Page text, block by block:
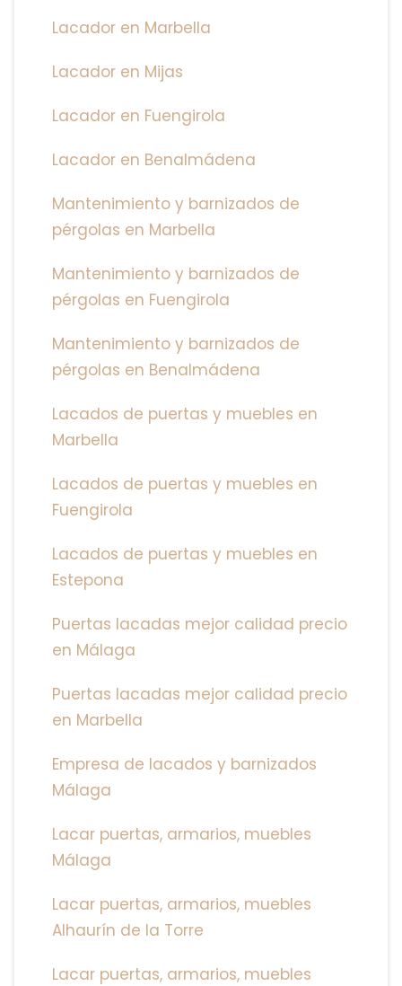
Lacador en Marbella
Lacador en Mijas
Lacador en Fuengirola
Lacador en Benalmádena
Mantenimiento y barnizados de
pérgolas en Marbella
Mantenimiento y barnizados de
pérgolas en Fuengirola
Mantenimiento y barnizados de
pérgolas en Benalmádena
Lacados de puertas y muebles en
Marbella
Lacados de puertas y muebles en
Fuengirola
Lacados de puertas y muebles en
Estepona
Puertas lacadas mejor calidad precio
en Málaga
Puertas lacadas mejor calidad precio
en Marbella
Empresa de lacados y barnizados
Málaga
Lacar puertas, armarios, muebles
Málaga
Lacar puertas, armarios, muebles
Alhaurín de la Torre
Lacar puertas, armarios, muebles